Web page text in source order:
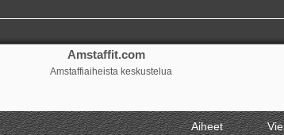
Amstaffit.com
Amstaffiaiheista keskustelua
Aiheet